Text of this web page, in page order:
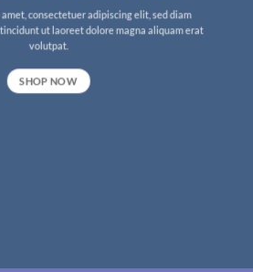
consectetuer adipiscing elit, sed diam
ut laoreet dolore magna aliquam erat
volutpat.
SHOP NOW